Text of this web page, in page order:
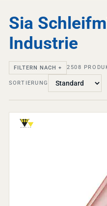
Sia
Industrie
FILTERN NACH + 2508
SORTIERUNG